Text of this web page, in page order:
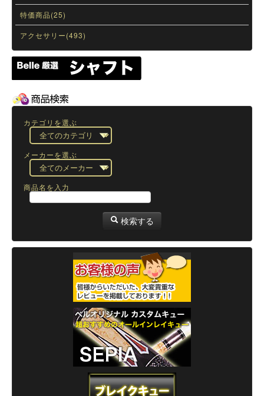
特価商品(25)
アクセサリー(493)
カテゴリを選ぶ
メーカーを選ぶ
商品名を入力
検索する